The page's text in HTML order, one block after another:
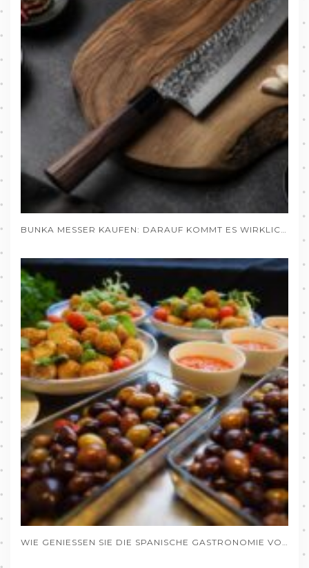
WIE GENIESSEN SIE DIE SPANISCHE GASTRONOMIE VON DEUTSCHLAND AUS, OHNE DAS HAUS ZU VERLASSEN